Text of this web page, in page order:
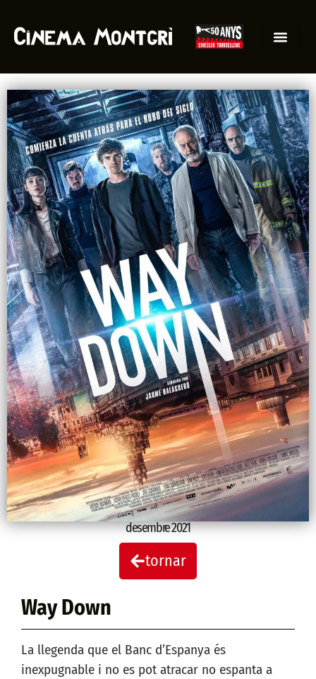
desembre 2021
tornar
Way Down
La llegenda que el Banc d’Espanya és
inexpugnable i no es pot atracar no espanta a